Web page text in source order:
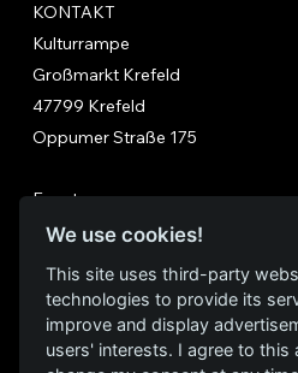
KONTAKT
Kulturrampe
Großmarkt Krefeld
Oppumer Straße 175
47799 Krefeld
Events
Über uns
FAQs
Kontakt
We use cookies!
This site uses third-party
technologies to provide its
improve and display
users' interests. I agree to this